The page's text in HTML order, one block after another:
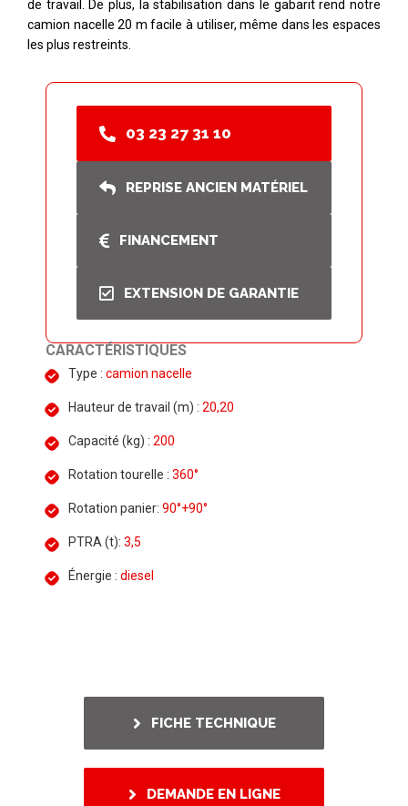
de travail. De plus, la stabilisation dans le gabarit rend notre
camion nacelle 20 m facile à utiliser, même dans les espaces
les plus restreints.
03 23 27 31 10
REPRISE ANCIEN MATÉRIEL
FINANCEMENT
EXTENSION DE GARANTIE
CARACTÉRISTIQUES
Type : camion nacelle
Hauteur de travail (m) : 20,20
Capacité (kg) : 200
Rotation tourelle : 360°
Rotation panier: 90°+90°
PTRA (t): 3,5
Énergie : diesel
FICHE TECHNIQUE
DEMANDE EN LIGNE